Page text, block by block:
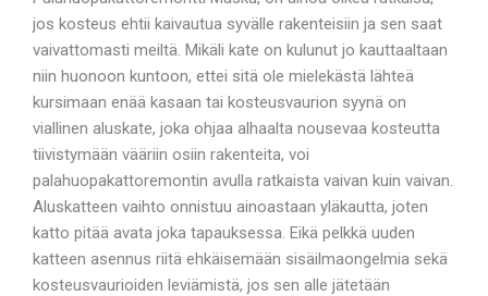
jos kosteus ehtii kaivautua syvälle rakenteisiin ja sen saat
vaivattomasti meiltä. Mikäli kate on kulunut jo kauttaaltaan
niin huonoon kuntoon, ettei sitä ole mielekästä lähteä
kursimaan enää kasaan tai kosteusvaurion syynä on
viallinen aluskate, joka ohjaa alhaalta nousevaa kosteutta
tiivistymään vääriin osiin rakenteita, voi
palahuopakattoremontin avulla ratkaista vaivan kuin vaivan.
Aluskatteen vaihto onnistuu ainoastaan yläkautta, joten
katto pitää avata joka tapauksessa. Eikä pelkkä uuden
katteen asennus riitä ehkäisemään sisäilmaongelmia sekä
kosteusvaurioiden leviämistä, jos sen alle jätetään